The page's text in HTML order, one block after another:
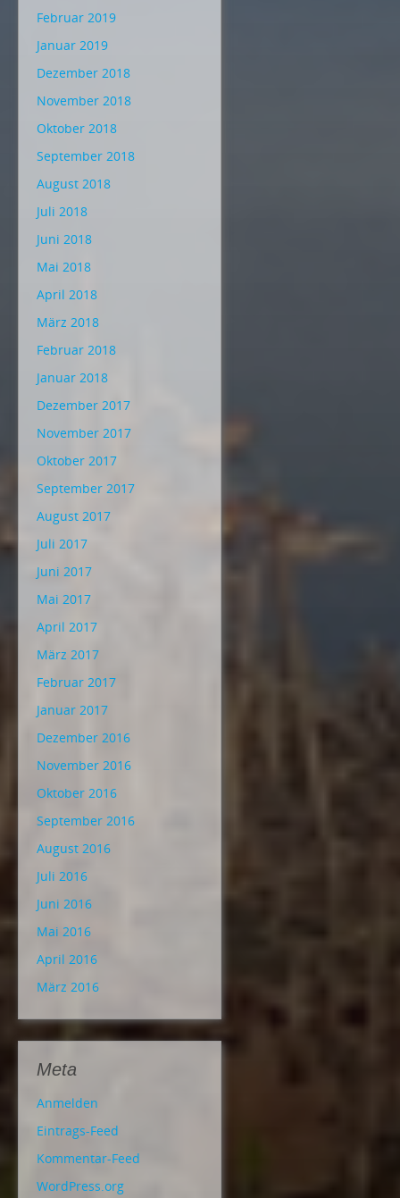
Februar 2019
Januar 2019
Dezember 2018
November 2018
Oktober 2018
September 2018
August 2018
Juli 2018
Juni 2018
Mai 2018
April 2018
März 2018
Februar 2018
Januar 2018
Dezember 2017
November 2017
Oktober 2017
September 2017
August 2017
Juli 2017
Juni 2017
Mai 2017
April 2017
März 2017
Februar 2017
Januar 2017
Dezember 2016
November 2016
Oktober 2016
September 2016
August 2016
Juli 2016
Juni 2016
Mai 2016
April 2016
März 2016
Meta
Anmelden
Eintrags-Feed
Kommentar-Feed
WordPress.org